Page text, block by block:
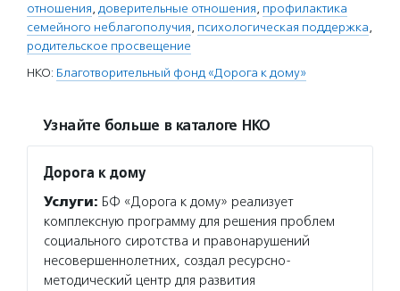
отношения, доверительные отношения, профилактика
семейного неблагополучия, психологическая поддержка,
родительское просвещение
НКО: Благотворительный фонд «Дорога к дому»
Узнайте больше в каталоге НКО
Дорога к дому
Услуги: БФ «Дорога к дому» реализует
комплексную программу для решения проблем
социального сиротства и правонарушений
несовершеннолетних, создал ресурсно-
методический центр для развития